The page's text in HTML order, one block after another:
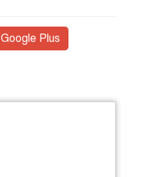
Google Plus